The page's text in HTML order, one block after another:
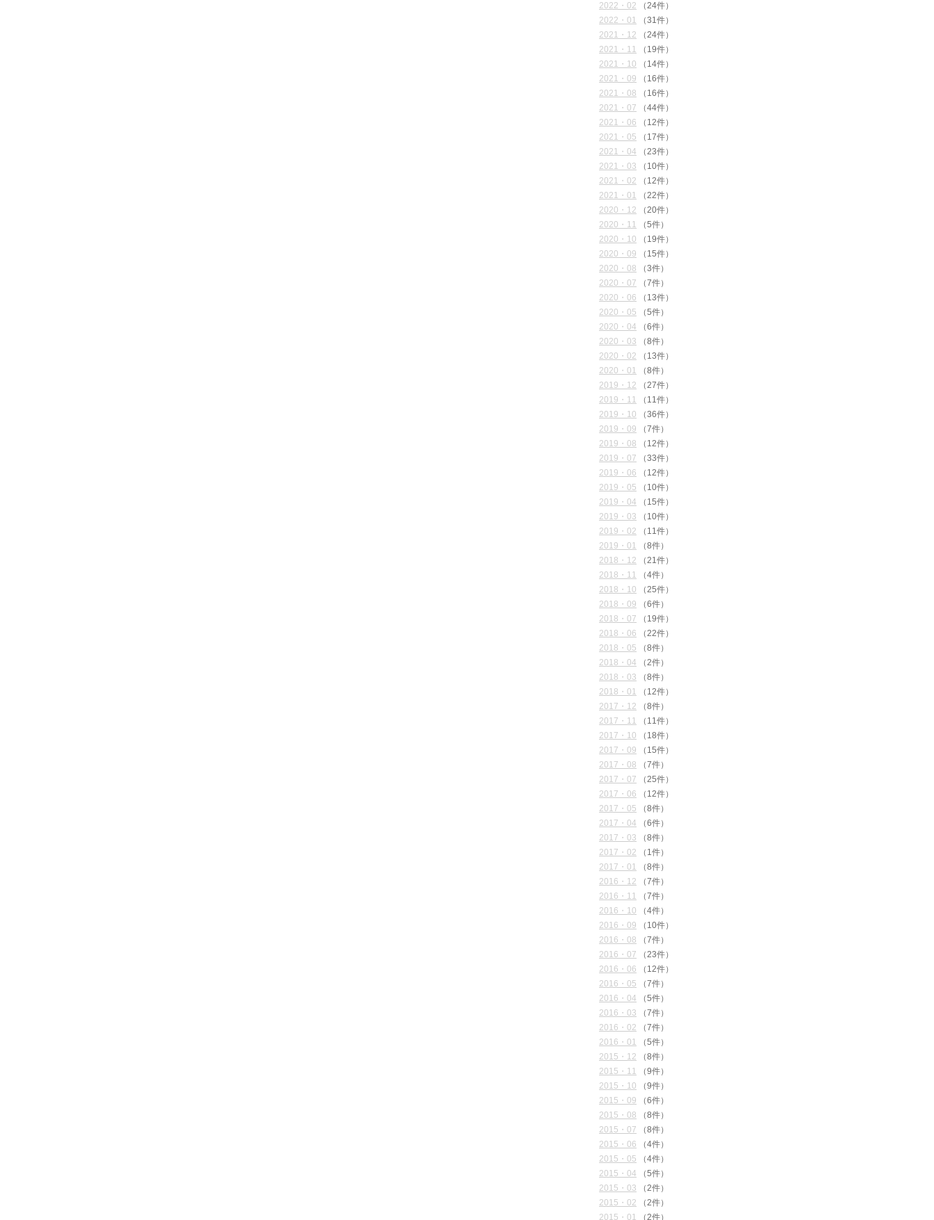
2022・02 （24件）
2022・01 （31件）
2021・12 （24件）
2021・11 （19件）
2021・10 （14件）
2021・09 （16件）
2021・08 （16件）
2021・07 （44件）
2021・06 （12件）
2021・05 （17件）
2021・04 （23件）
2021・03 （10件）
2021・02 （12件）
2021・01 （22件）
2020・12 （20件）
2020・11 （5件）
2020・10 （19件）
2020・09 （15件）
2020・08 （3件）
2020・07 （7件）
2020・06 （13件）
2020・05 （5件）
2020・04 （6件）
2020・03 （8件）
2020・02 （13件）
2020・01 （8件）
2019・12 （27件）
2019・11 （11件）
2019・10 （36件）
2019・09 （7件）
2019・08 （12件）
2019・07 （33件）
2019・06 （12件）
2019・05 （10件）
2019・04 （15件）
2019・03 （10件）
2019・02 （11件）
2019・01 （8件）
2018・12 （21件）
2018・11 （4件）
2018・10 （25件）
2018・09 （6件）
2018・07 （19件）
2018・06 （22件）
2018・05 （8件）
2018・04 （2件）
2018・03 （8件）
2018・01 （12件）
2017・12 （8件）
2017・11 （11件）
2017・10 （18件）
2017・09 （15件）
2017・08 （7件）
2017・07 （25件）
2017・06 （12件）
2017・05 （8件）
2017・04 （6件）
2017・03 （8件）
2017・02 （1件）
2017・01 （8件）
2016・12 （7件）
2016・11 （7件）
2016・10 （4件）
2016・09 （10件）
2016・08 （7件）
2016・07 （23件）
2016・06 （12件）
2016・05 （7件）
2016・04 （5件）
2016・03 （7件）
2016・02 （7件）
2016・01 （5件）
2015・12 （8件）
2015・11 （9件）
2015・10 （9件）
2015・09 （6件）
2015・08 （8件）
2015・07 （8件）
2015・06 （4件）
2015・05 （4件）
2015・04 （5件）
2015・03 （2件）
2015・02 （2件）
2015・01 （2件）